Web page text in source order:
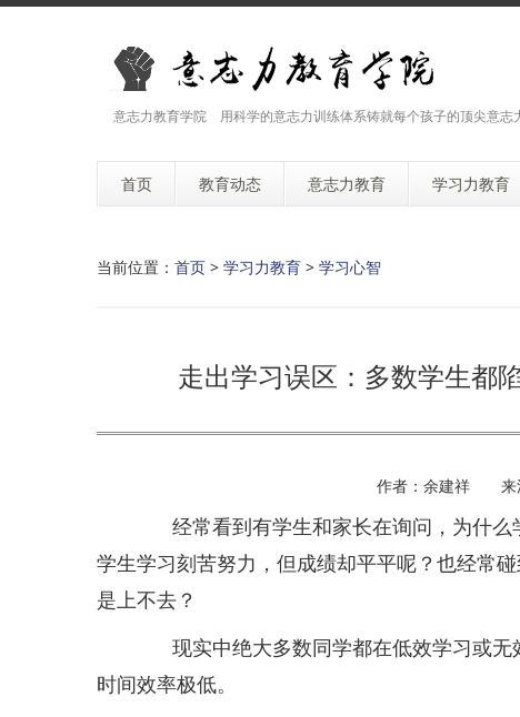
意志力教育学院 用科学的意志力训练体系铸就每个孩子的顶尖意志
首页 教育动态 意志力教育 学习力教育
当前位置： 首页 > 学习力教育 > 学习心智
走出学习误区：多数学生都
作者：余建祥 来
经常看到有学生和家长在询问，为什么
学生学习刻苦努力，但成绩却平平呢？也经常
是上不去？
现实中绝大多数同学都在低效学习或无
时间效率极低。